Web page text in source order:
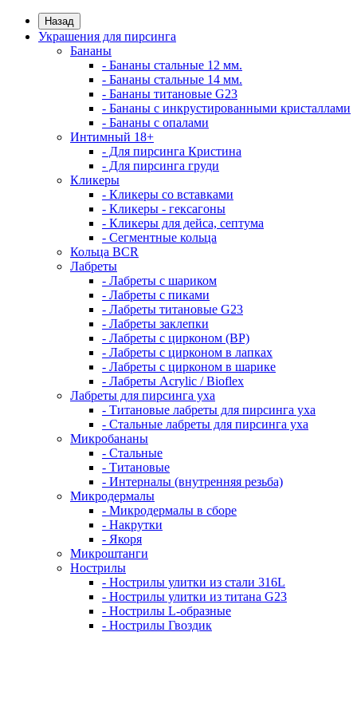
Назад
Украшения для пирсинга
Бананы
- Бананы стальные 12 мм.
- Бананы стальные 14 мм.
- Бананы титановые G23
- Бананы с инкрустированными кристаллами
- Бананы с опалами
Интимный 18+
- Для пирсинга Кристина
- Для пирсинга груди
Кликеры
- Кликеры со вставками
- Кликеры - гексагоны
- Кликеры для дейса, септума
- Сегментные кольца
Кольца BCR
Лабреты
- Лабреты с шариком
- Лабреты с пиками
- Лабреты титановые G23
- Лабреты заклепки
- Лабреты с цирконом (ВР)
- Лабреты с цирконом в лапках
- Лабреты с цирконом в шарике
- Лабреты Acrylic / Bioflex
Лабреты для пирсинга уха
- Титановые лабреты для пирсинга уха
- Стальные лабреты для пирсинга уха
Микробананы
- Стальные
- Титановые
- Интерналы (внутренняя резьба)
Микродермалы
- Микродермалы в сборе
- Накрутки
- Якоря
Микроштанги
Нострилы
- Нострилы улитки из стали 316L
- Нострилы улитки из титана G23
- Нострилы L-образные
- Нострилы Гвоздик